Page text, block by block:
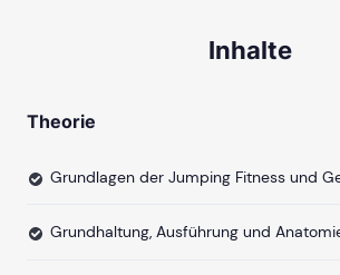
Inhalte
Theorie
Grundlagen der Jumping Fitness und
Grundhaltung, Ausführung und